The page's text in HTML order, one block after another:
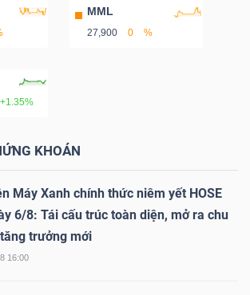
MML
27,900 0 %
+1.35%
KHOÁN
Máy Xanh chính thức niêm yết HOSE
6/8: Tái cấu trúc toàn diện, mở ra chu
trưởng mới
16:00